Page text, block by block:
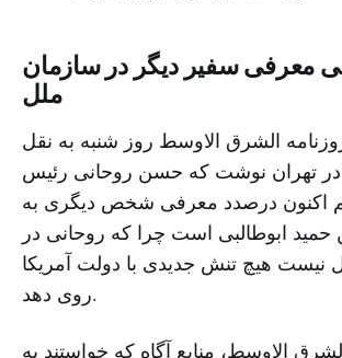
معرفی سفیر دیگر در سازمان
ملل
الشرق الاوسط روز شنبه به نقل
در تهران نوشت که حسن روحانی رئیس
اکنون درصدد معرفی شخص دیگری به
حمید ابوطالبی است چرا که روحانی در
نیست هیچ تنش جدیدی با دولت آمریکا
روی دهد.
الاوسط، منابع آگاه که خواستند به